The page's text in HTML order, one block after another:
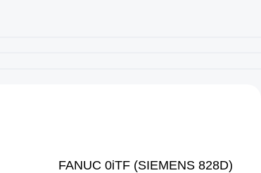
FANUC 0iTF (SIEMENS 828D)